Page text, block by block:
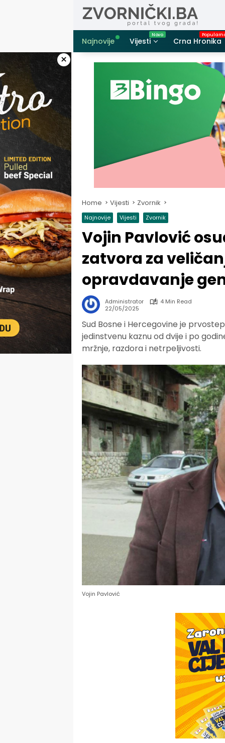
Najnovije
Vijesti Crna Hronika
×
Home Vijesti Zvornik
Najnovije Vijesti Zvornik
Vojin Pavlović
zatvora za
opravdavanje
Administrator
4 Min Read
22/05/2025
Sud Bosne i Hercegovine je
jedinstvenu kaznu od dvije i po
mržnje, razdora i netrpeljivosti.
Vojin Pavlović